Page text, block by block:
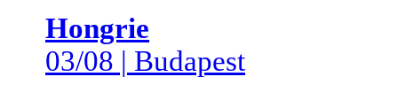
Hongrie
03/08 | Budapest